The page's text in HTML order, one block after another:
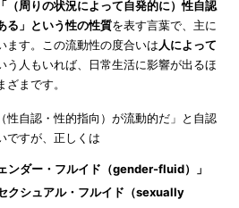
「（周りの状況によって自発的に）性自認
る」という性の性質を表す言葉で、主に
ます。この流動性の度合いは 人によって
う人もいれば、日常生活に影響が出るほ
まです。
性自認・性的指向）が流動的だ」と自認
ですが、正しくは
ンダー・フルイド（gender-fluid）」
セクシュアル・フルイド（sexually